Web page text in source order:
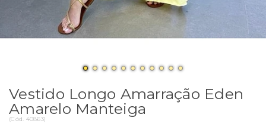
Vestido Longo Amarração Eden
Amarelo Manteiga
(Cód. 40863)